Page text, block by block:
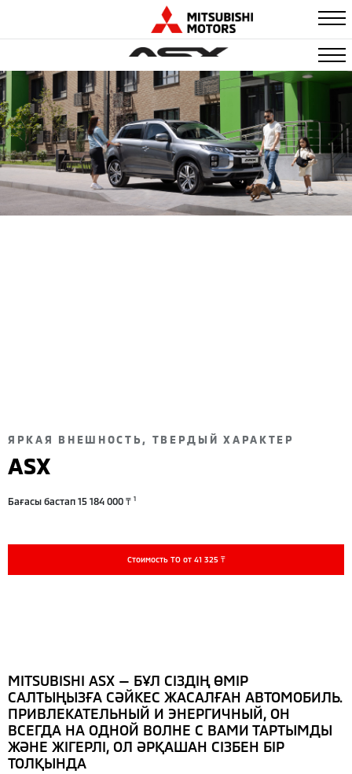
ЯРКАЯ ВНЕШНОСТЬ, ТВЕРДЫЙ ХАРАКТЕР
ASX
Бағасы бастап 15 184 000 ₸ 1
Стоимость ТО от 41 325 ₸
MITSUBISHI ASX — БҰЛ СІЗДІҢ ӨМІР
САЛТЫҢЫЗҒА СӘЙКЕС ЖАСАЛҒАН АВТОМОБИЛЬ.
ПРИВЛЕКАТЕЛЬНЫЙ И ЭНЕРГИЧНЫЙ, ОН
ВСЕГДА НА ОДНОЙ ВОЛНЕ С ВАМИ ТАРТЫМДЫ
ЖӘНЕ ЖІГЕРЛІ, ОЛ ӘРҚАШАН СІЗБЕН БІР
ТОЛҚЫНДА